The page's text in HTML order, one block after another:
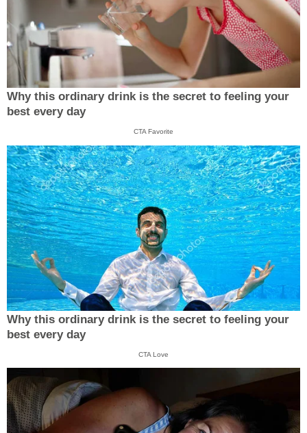
Why this ordinary drink is the secret to feeling your
best every day
CTA Favorite
Why this ordinary drink is the secret to feeling your
best every day
CTA Love